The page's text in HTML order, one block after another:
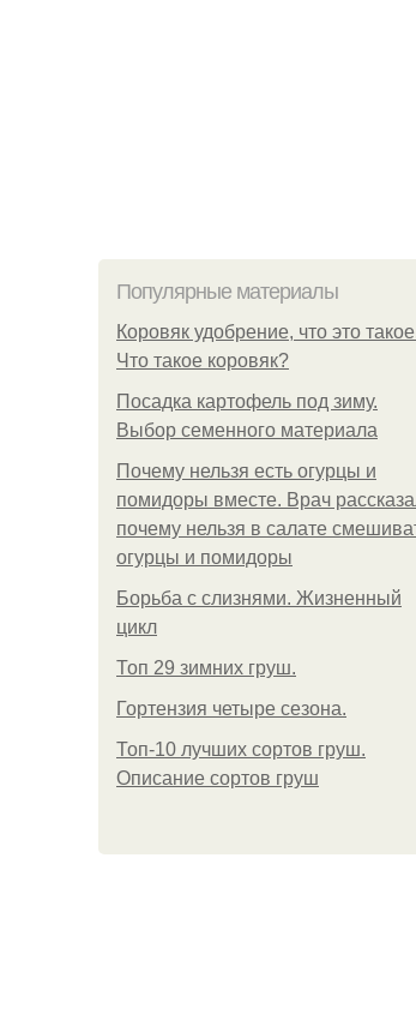
Популярные материалы
Коровяк удобрение, что это
Что такое коровяк?
Посадка картофель под зиму.
Выбор семенного материала
Почему нельзя есть огурцы и
помидоры вместе. Врач
почему нельзя в салате
огурцы и помидоры
Борьба с слизнями. Жизненный
цикл
Топ 29 зимних груш.
Гортензия четыре сезона.
Топ-10 лучших сортов груш.
Описание сортов груш